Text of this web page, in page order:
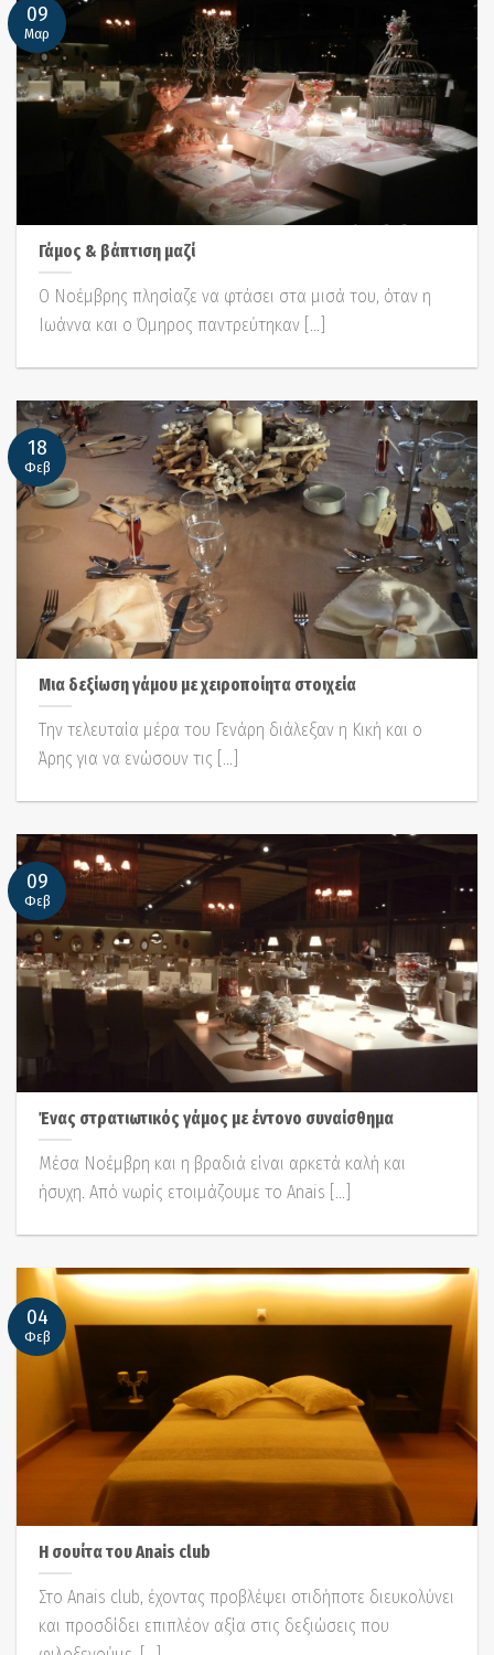
Γάμος & βάπτιση μαζί
Ο Νοέμβρης πλησίαζε να φτάσει στα μισά του, όταν η
Ιωάννα και ο Όμηρος παντρεύτηκαν [...]
09
Μαρ
Μια δεξίωση γάμου με χειροποίητα στοιχεία
Την τελευταία μέρα του Γενάρη διάλεξαν η Κική και ο
Άρης για να ενώσουν τις [...]
18
Φεβ
Ένας στρατιωτικός γάμος με έντονο συναίσθημα
Μέσα Νοέμβρη και η βραδιά είναι αρκετά καλή και
ήσυχη. Από νωρίς ετοιμάζουμε το Anais [...]
09
Φεβ
Η σουίτα του Anais club
Στο Anais club, έχοντας προβλέψει οτιδήποτε διευκολύνει
και προσδίδει επιπλέον αξία στις δεξιώσεις που
04
Φεβ